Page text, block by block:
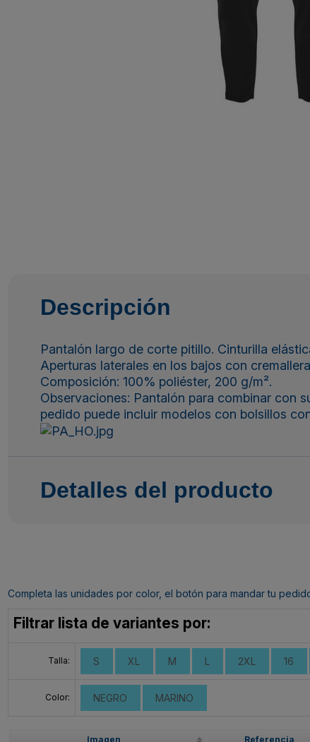
Descripción
Pantalón largo de corte pitillo. Cinturilla
Aperturas laterales en los bajos con
Composición: 100% poliéster, 200 g/m².
Observaciones: Pantalón para combinar con
pedido puede incluir modelos con bolsillos
Detalles del producto
Completa las unidades por color, el botón para mandar tu
Filtrar lista de variantes por:
Talla: S XL M L 2XL 16
Color: NEGRO MARINO
Imagen Referencia